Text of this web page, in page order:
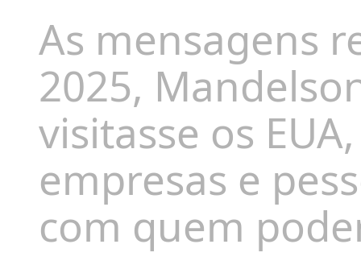
As mensagens
2025,
visitasse os
empresas e
com quem